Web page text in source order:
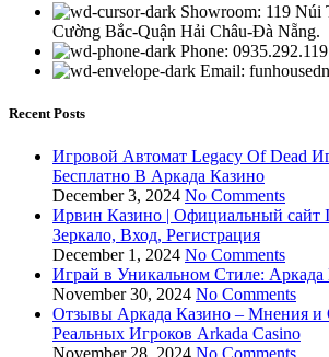
Showroom: 119 Núi
Cường Bắc-Quận Hải Châu-Đà Nẵng.
Phone: 0935.292.119
Email:
Recent Posts
Игровой Автомат Legacy Of Dead
Бесплатно В Аркада Казино
December 3, 2024 No Comments
Ирвин Казино | Официальный сайт
Зеркало, Вход, Регистрация
December 1, 2024 No Comments
Играй в Уникальном Стиле: Аркада
November 30, 2024 No Comments
Отзывы Аркада Казино – Мнения и
Реальных Игроков Arkada Casino